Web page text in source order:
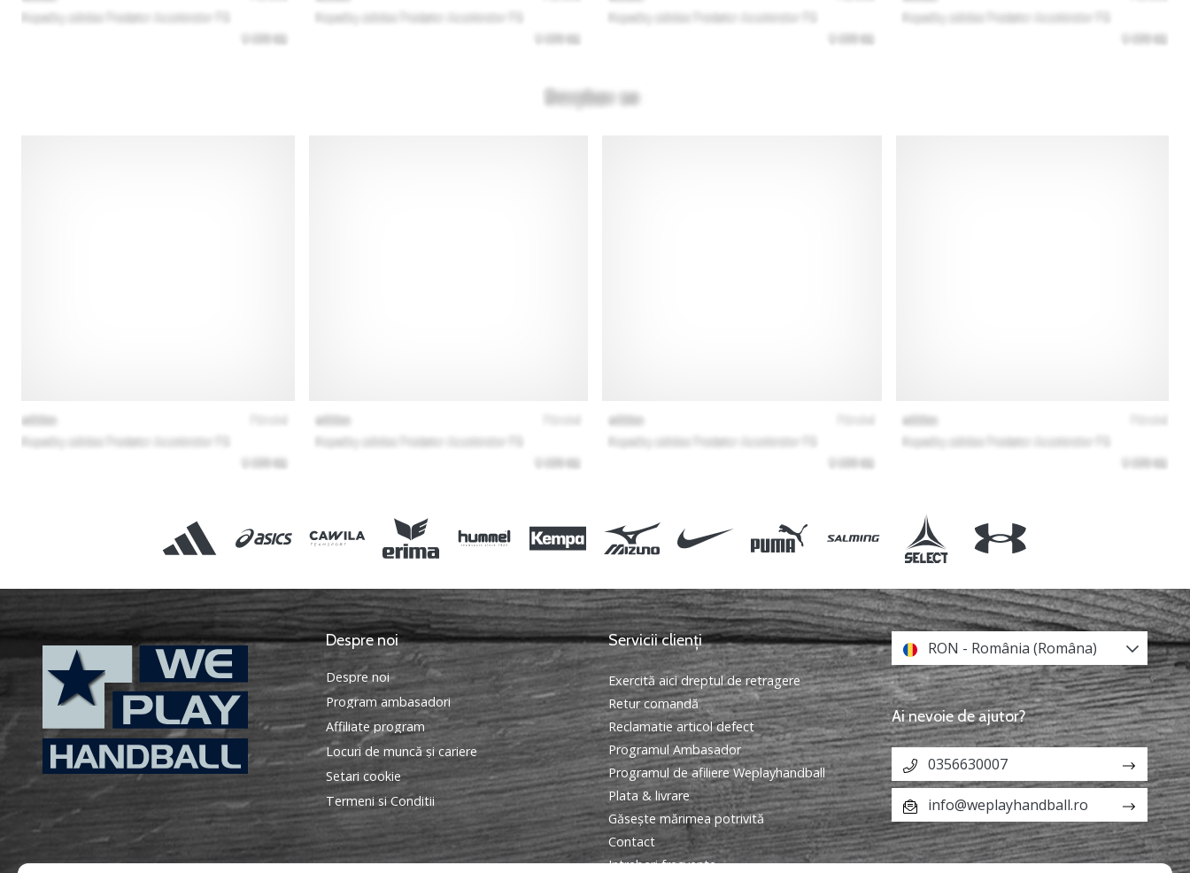
WePlayHandball.ro
Despre noi
Despre noi
Program ambasadori
Affiliate program
Locuri de muncă și cariere
Setari cookie
Termeni si Conditii
Servicii clienți
Exercită aici dreptul de retragere
Retur comandă
Reclamatie articol defect
Programul Ambasador
Programul de afiliere Weplayhandball
Plata & livrare
Găseşte mărimea potrivită
Contact
Intrebari frecvente
RON - România (Româna)
Ai nevoie de ajutor?
0356630007
info@weplayhandball.ro